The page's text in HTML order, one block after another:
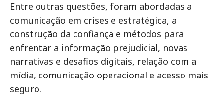
Entre outras questões, foram abordadas a
comunicação em crises e estratégica, a
construção da confiança e métodos para
enfrentar a informação prejudicial, novas
narrativas e desafios digitais, relação com a
mídia, comunicação operacional e acesso mais
seguro.